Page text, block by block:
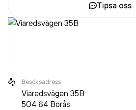
Tipsa oss
Besöksadress
Viaredsvägen 35B
504 64 Borås